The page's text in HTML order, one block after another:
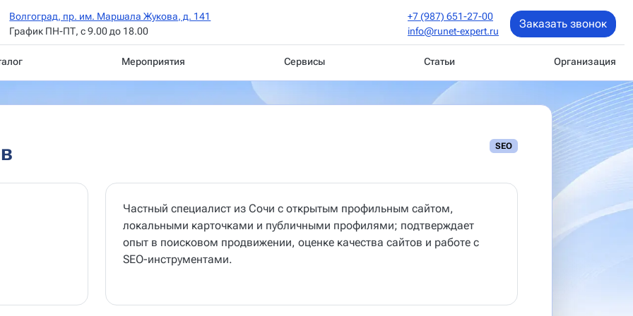
Волгоград, пр. им. Маршала Жукова, д. 141
График ПН-ПТ, с 9.00 до 18.00
+7 (987) 651-27-00
info@runet-expert.ru
Заказать звонок
Мероприятия Сервисы Статьи Организация
SEO
Частный специалист из Сочи с открытым профильным сайтом,
локальными карточками и публичными профилями; подтверждает
опыт в поисковом продвижении, оценке качества сайтов и работе с
SEO-инструментами.